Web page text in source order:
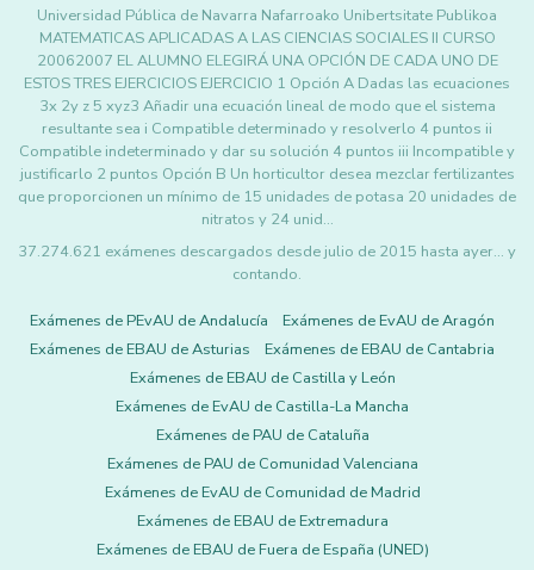
Universidad Pública de Navarra Nafarroako Unibertsitate Publikoa
MATEMATICAS APLICADAS A LAS CIENCIAS SOCIALES II CURSO
20062007 EL ALUMNO ELEGIRÁ UNA OPCIÓN DE CADA UNO DE
ESTOS TRES EJERCICIOS EJERCICIO 1 Opción A Dadas las ecuaciones
3x 2y z 5 xyz3 Añadir una ecuación lineal de modo que el sistema
resultante sea i Compatible determinado y resolverlo 4 puntos ii
Compatible indeterminado y dar su solución 4 puntos iii Incompatible y
justificarlo 2 puntos Opción B Un horticultor desea mezclar fertilizantes
que proporcionen un mínimo de 15 unidades de potasa 20 unidades de
nitratos y 24 unid…
37.274.621 exámenes descargados desde julio de 2015 hasta ayer... y
contando.
Exámenes de PEvAU de Andalucía
Exámenes de EvAU de Aragón
Exámenes de EBAU de Asturias
Exámenes de EBAU de Cantabria
Exámenes de EBAU de Castilla y León
Exámenes de EvAU de Castilla-La Mancha
Exámenes de PAU de Cataluña
Exámenes de PAU de Comunidad Valenciana
Exámenes de EvAU de Comunidad de Madrid
Exámenes de EBAU de Extremadura
Exámenes de EBAU de Fuera de España (UNED)